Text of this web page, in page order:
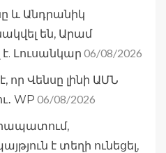
և Անդրանիկ
են, Արամ
Լուսանկար 06/08/2026
Վենսը լինի ԱՄՆ
WP 06/08/2026
է տեղի ունեցել,